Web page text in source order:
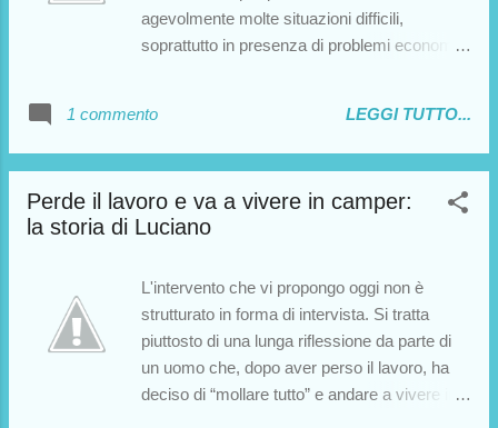
agevolmente molte situazioni difficili,
soprattutto in presenza di problemi economici
alla sua attività lavorativa itinerante e
all'impossibilità di trovare una dimora fissa in
estivi dedicati esclusivamente ai turisti.
Buona lettura!
1 commento LEGGI TUTTO...
Perde il lavoro e va a vivere in camper:
la storia di Luciano
L'intervento che vi propongo oggi non è
strutturato in forma di intervista. Si tratta
piuttosto di una lunga riflessione da parte di
un uomo che, dopo aver perso il lavoro, ha
deciso di “mollare tutto” e andare a vivere in